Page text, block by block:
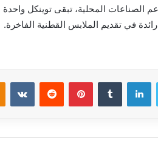
الصناعات المحلية، تبقى توينكل واحدة
في تقديم الملابس القطنية الفاخرة.
تويتر لينكدإن ‏Tumblr بينتيريست ‏Reddit
‏VKontakte